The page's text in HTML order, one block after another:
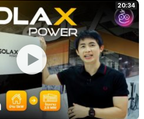
20:34